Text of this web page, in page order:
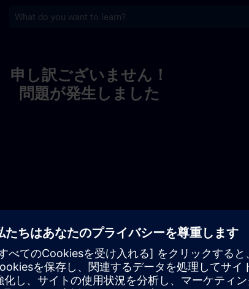
申し訳ございません！
問題が発生しました